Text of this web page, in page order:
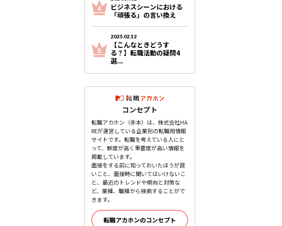
ビジネスシーンにおける
「頑張る」の言い換え
2025.02.12
【こんなときどうす
る？】転職活動の疑問4
選...
コンセプト
転職アカホン（赤本）は、株式会社HA
REが運営している企業別の転職用情報
サイトです。転職を考えている人にと
って、鮮度が高く重要度が高い情報を
掲載しています。
面接をする前に知っておいたほうが良
いこと、面接時に聞いてはいけないこ
と、最近のトレンドや傾向と対策な
ど、業種、職種から検索することがで
きます。
転職アカホンのコンセプト